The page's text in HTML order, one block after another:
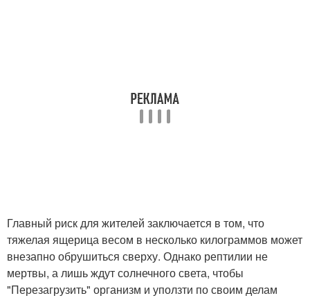
Главный риск для жителей заключается в том, что
тяжелая ящерица весом в несколько килограммов может
внезапно обрушиться сверху. Однако рептилии не
мертвы, а лишь ждут солнечного света, чтобы
"Перезагрузить" организм и уползти по своим делам